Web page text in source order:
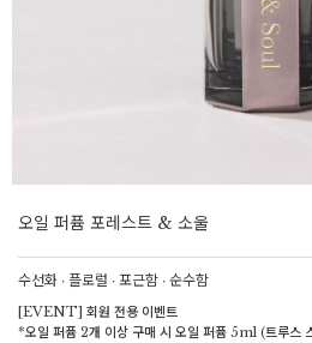
오일 퍼퓸 포레스트 & 소울
수선화 ∙ 플로럴 ∙ 포근함 ∙ 순수함
[EVENT] 회원 전용 이벤트
*오일 퍼퓸 2개 이상 구매 시 오일 퍼퓸 5ml (트루스